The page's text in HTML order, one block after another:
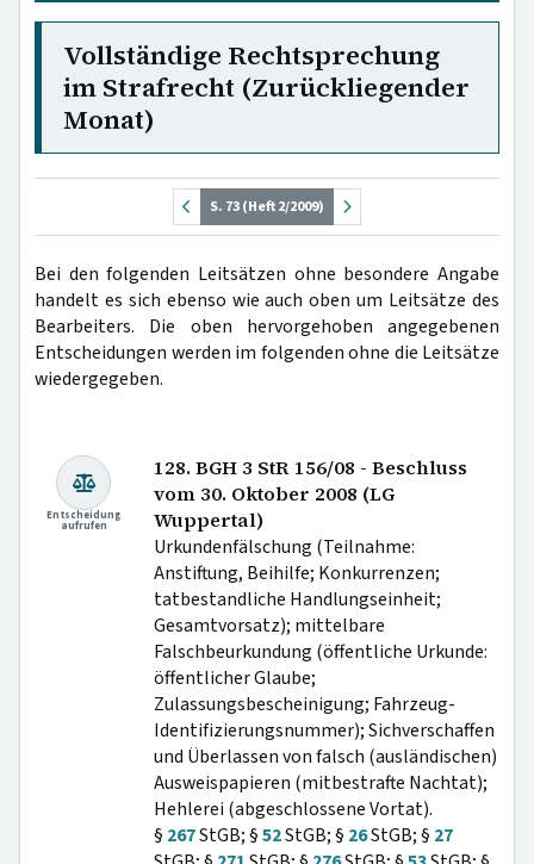
Vollständige Rechtsprechung
im Strafrecht (Zurückliegender
Monat)
S. 73 (Heft 2/2009)
Bei den folgenden Leitsätzen ohne besondere Angabe
handelt es sich ebenso wie auch oben um Leitsätze des
Bearbeiters. Die oben hervorgehoben angegebenen
Entscheidungen werden im folgenden ohne die Leitsätze
wiedergegeben.
Entscheidung
aufrufen
128. BGH 3 StR 156/08 - Beschluss
vom 30. Oktober 2008 (LG
Wuppertal)
Urkundenfälschung (Teilnahme:
Anstiftung, Beihilfe; Konkurrenzen;
tatbestandliche Handlungseinheit;
Gesamtvorsatz); mittelbare
Falschbeurkundung (öffentliche Urkunde:
öffentlicher Glaube;
Zulassungsbescheinigung; Fahrzeug-
Identifizierungsnummer); Sichverschaffen
und Überlassen von falsch (ausländischen)
Ausweispapieren (mitbestrafte Nachtat);
Hehlerei (abgeschlossene Vortat).
§ 267StGB; §52StGB; § 26StGB; § 27